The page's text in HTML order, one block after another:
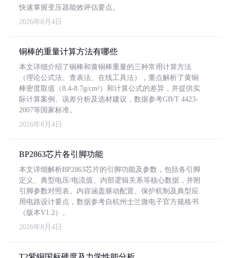
快速掌握变压器能效评估要点。
2026年8月4日
铜棒的重量计算方法有哪些
本文详细介绍了铜棒和黄铜棒重量的三种常用计算方法
（理论公式法、查表法、在线工具法），重点解析了黄铜
棒密度取值（8.4-8.7g/cm³）和计算公式的差异，并提供实
际计算案例、误差分析及选材建议，数据参考GB/T 4423-
2007等国家标准。
2026年8月4日
BP2863芯片各引脚功能
本文详细解析BP2863芯片的引脚功能及参数，包括各引脚
定义、典型电压/电流值、内部逻辑关系等核心数据，并附
引脚参数对照表。内容涵盖驱动配置、保护机制及典型应
用电路设计要点，数据参考自杭州士兰微电子官方规格书
（版本V1.2）。
2026年8月4日